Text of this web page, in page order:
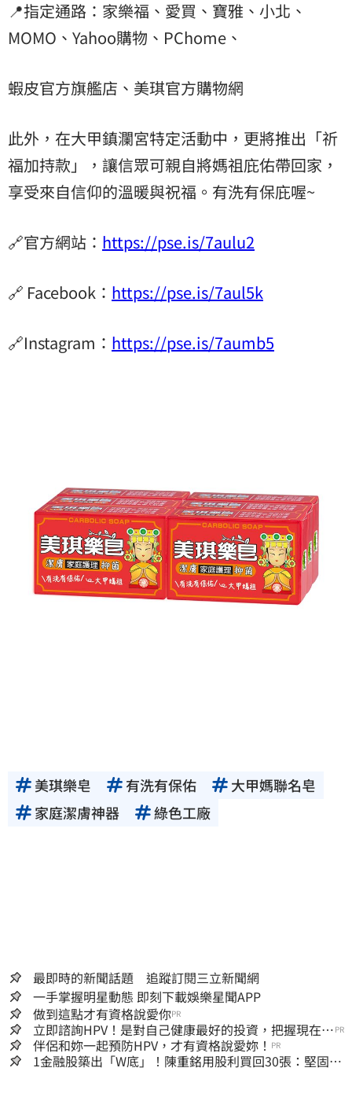
📍指定通路：家樂福、愛買、寶雅、小北、
MOMO、Yahoo購物、PChome、
蝦皮官方旗艦店、美琪官方購物網
此外，在大甲鎮瀾宮特定活動中，更將推出「祈
福加持款」，讓信眾可親自將媽祖庇佑帶回家，
享受來自信仰的溫暖與祝福。有洗有保庇喔~
🔗官方網站： https://pse.is/7aulu2
🔗 Facebook： https://pse.is/7aul5k
🔗Instagram： https://pse.is/7aumb5
美琪樂皂 有洗有保佑
大甲媽聯名皂
家庭潔膚神器
綠色工廠
最即時的新聞話題 追蹤訂閱三立新聞網
一手掌握明星動態 即刻下載娛樂星聞APP
做到這點才有資格說愛你PR
立即諮詢HPV！是對自己健康最好的投資，把握現在不
嫌晚！
PR
伴侶和妳一起預防HPV，才有資格說愛妳！ PR
1金融股築出「W底」！陳重銘用股利買回30張：堅固穩